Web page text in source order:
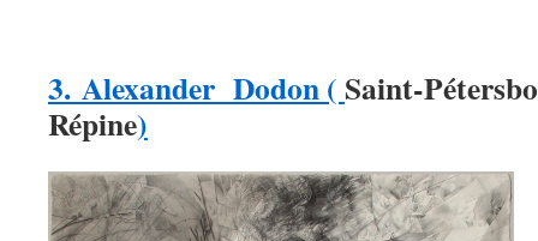
3. Alexander Dodon ( Saint-
Répine)